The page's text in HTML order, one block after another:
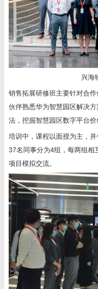
兴海
销售拓展研修班主要针对合
伙伴熟悉华为智慧园区解决
法，挖掘智慧园区数字平台价
培训中，课程以面授为主，
37名同事分为4组，每两组相
项目模拟交流。